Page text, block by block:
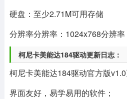
硬盘：至少2.71M可用存储
分辨率分辨率：1024x768分辨率
柯尼卡美能达184驱动更新日志：
柯尼卡美能达184驱动官方版
界面友好，易学易用的软件；